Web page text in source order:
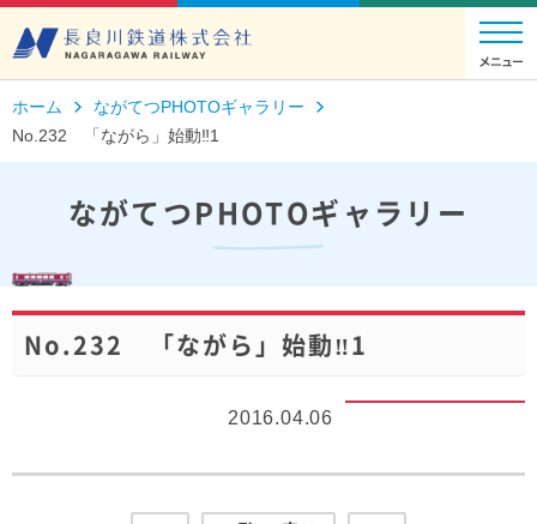
ホーム
ながてつPHOTOギャラリー
No.232 「ながら」始動‼1
ながてつPHOTOギャラリー
No.232 「ながら」始動‼1
2016.04.06